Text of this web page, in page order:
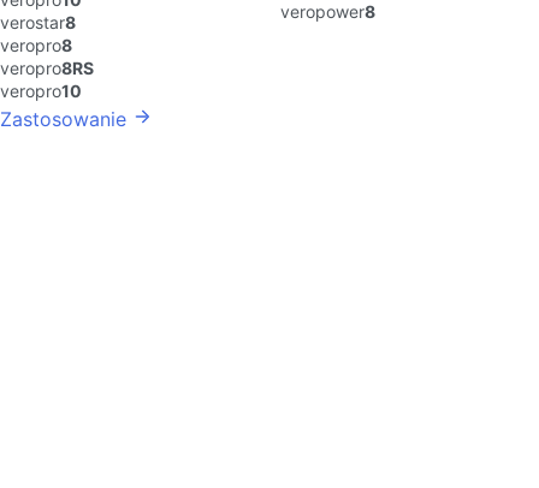
verostar8
veropro8
veropro8RS
veropro10
veropower8
Zastosowanie